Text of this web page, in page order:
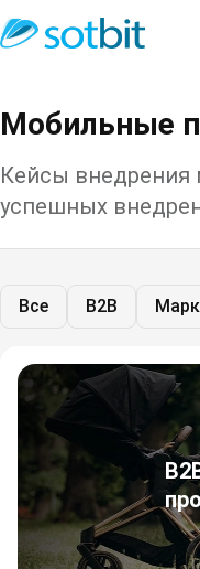
Мобильные
Кейсы внедрения
успешных
Все B2B